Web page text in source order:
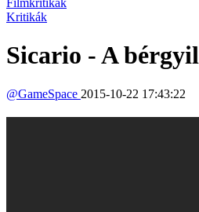
Filmkritikák
Kritikák
Sicario - A
@GameSpace 2015-10-22 17:43:22